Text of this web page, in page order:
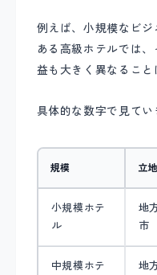
例えば、小規模なビ
ある高級ホテルでは
益も大きく異なること
具体的な数字で見てい
規模 立地
小規模ホテ
ル
地
市
中規模ホテ 地